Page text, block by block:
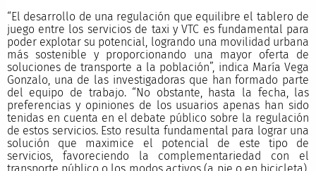
“El desarrollo de una regulación que equilibre el tablero de
juego entre los servicios de taxi y VTC es fundamental para
poder explotar su potencial, logrando una movilidad urbana
más sostenible y proporcionando una mayor oferta de
soluciones de transporte a la población”, indica María Vega
Gonzalo, una de las investigadoras que han formado parte
del equipo de trabajo. “No obstante, hasta la fecha, las
preferencias y opiniones de los usuarios apenas han sido
tenidas en cuenta en el debate público sobre la regulación
de estos servicios. Esto resulta fundamental para lograr una
solución que maximice el potencial de este tipo de
servicios, favoreciendo la complementariedad con el